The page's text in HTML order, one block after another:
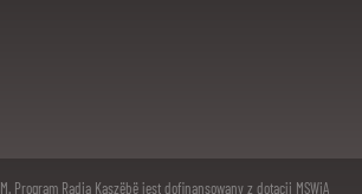
Program Radia Kaszëbë jest dofinansowany z dotacji MSWiA